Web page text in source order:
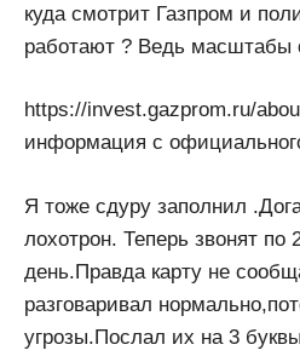
куда смотрит Газпром и
работают ? Ведь масштабы
https://invest.gazprom.ru/
информация с
Я тоже сдуру заполнил
лохотрон. Теперь звонят по
день.Правда карту не
разговаривал
угрозы.Послал их на 3